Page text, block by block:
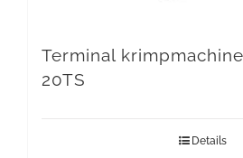
Terminal
20TS
Details